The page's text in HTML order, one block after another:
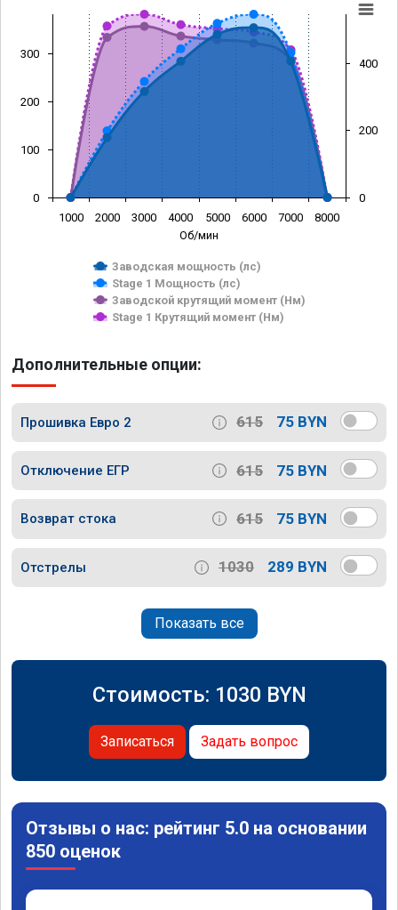
Об/мин
Заводская мощность (лс)
Stage 1 Мощность (лс)
Заводской крутящий момент (Нм)
Stage 1 Крутящий момент (Нм)
1000 2000 3000 4000 5000 6000 7000 8000
0
100
200
300
0
200
400
Дополнительные опции:
Прошивка Евро 2 615 75 BYN
Отключение ЕГР 615 75 BYN
Возврат стока 615 75 BYN
Отстрелы 1030 289 BYN
Показать все
Стоимость: 1030 BYN
Записаться Задать вопрос
Отзывы о нас: рейтинг 5.0 на основании
850 оценок